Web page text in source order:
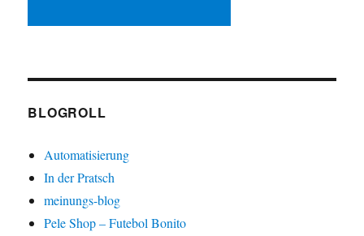
BLOGROLL
Automatisierung
In der Pratsch
meinungs-blog
Pele Shop – Futebol Bonito